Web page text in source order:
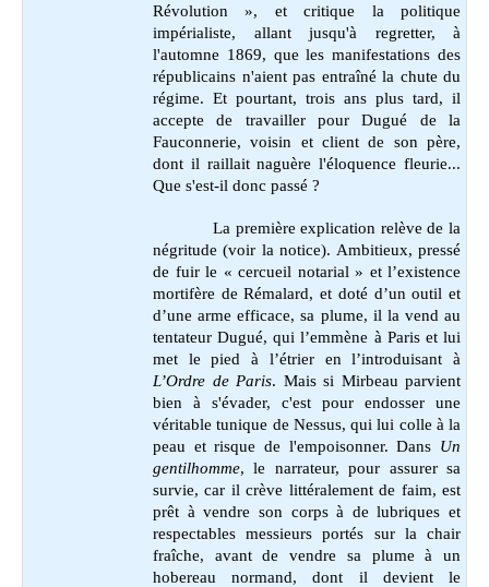
Révolution », et critique la politique
impérialiste, allant jusqu'à regretter, à
l'automne 1869, que les manifestations des
républicains n'aient pas entraîné la chute du
régime. Et pourtant, trois ans plus tard, il
accepte de travailler pour Dugué de la
Fauconnerie, voisin et client de son père,
dont il raillait naguère l'éloquence fleurie...
Que s'est-il donc passé ?
La première explication relève de la
négritude (voir la notice). Ambitieux, pressé
de fuir le « cercueil notarial » et l’existence
mortifère de Rémalard, et doté d’un outil et
d’une arme efficace, sa plume, il la vend au
tentateur Dugué, qui l’emmène à Paris et lui
met le pied à l’étrier en l’introduisant à
L’Ordre de Paris. Mais si Mirbeau parvient
bien à s'évader, c'est pour endosser une
véritable tunique de Nessus, qui lui colle à la
peau et risque de l'empoisonner. Dans Un
gentilhomme, le narrateur, pour assurer sa
survie, car il crève littéralement de faim, est
prêt à vendre son corps à de lubriques et
respectables messieurs portés sur la chair
fraîche, avant de vendre sa plume à un
hobereau normand, dont il devient le